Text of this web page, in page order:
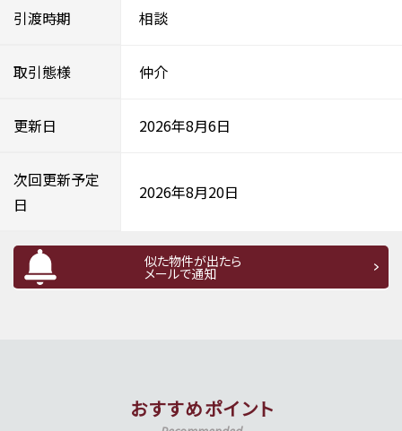
引渡時期 相談
取引態様 仲介
更新日 2026年8月6日
次回更新予定
日
2026年8月20日
似た物件が出たら
メールで通知
おすすめポイント